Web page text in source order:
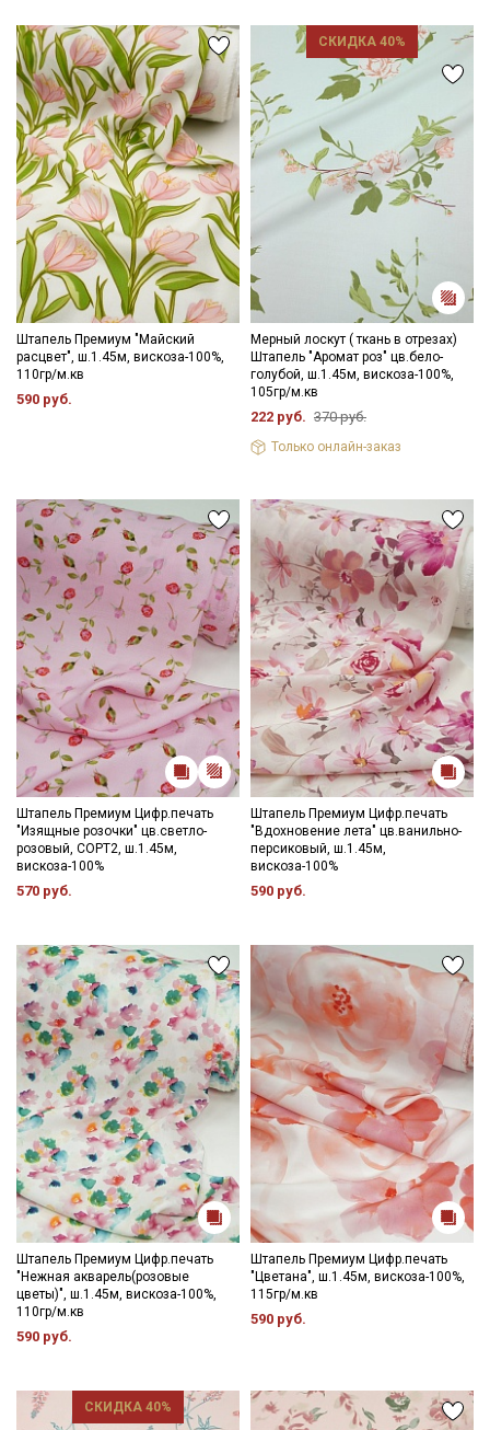
Внимание! На ткани могут встречаться утолщения нитей,
непрокрасы в виде маленьких точек, короткие единичные
вплетения нитей другого цвета, дефекты вдоль кромки на
расстоянии до 5см от края браком не являются. Ширина ткани
±2см. Просим учитывать это при покупке.
Цветопередача может отличаться от оригинального цвета
ткани в зависимости от настроек вашего монитора и в
зависимости от партии.
Штапель Премиум "Майский
расцвет", ш.1.45м, вискоза-100%,
110гр/м.кв
590 руб.
СКИДКА 40%
Мерный лоскут ( ткань в отрезах)
Штапель "Аромат роз" цв.бело-
голубой, ш.1.45м, вискоза-100%,
105гр/м.кв
222 руб. 370 руб.
Только онлайн-заказ
Штапель Премиум Цифр.печать
"Изящные розочки" цв.светло-
розовый, СОРТ2, ш.1.45м,
вискоза-100%
570 руб.
Штапель Премиум Цифр.печать
"Вдохновение лета" цв.ванильно-
персиковый, ш.1.45м,
вискоза-100%
590 руб.
Штапель Премиум Цифр.печать
"Нежная акварель(розовые
цветы)", ш.1.45м, вискоза-100%,
110гр/м.кв
590 руб.
Штапель Премиум Цифр.печать
"Цветана", ш.1.45м, вискоза-100%,
115гр/м.кв
590 руб.
СКИДКА 40%
Секретная рассылка от Купава
Мы публикуем здесь дополнительные
промокоды и скидки до 30% на узкие
категории тканей
Электронная почта
Ознакомлен(а) сПолитикой обработки персональных
данных
и даю
Согласие на обработку персональных
данных
Даю
Согласие на получение рекламных и
информационных рассылок